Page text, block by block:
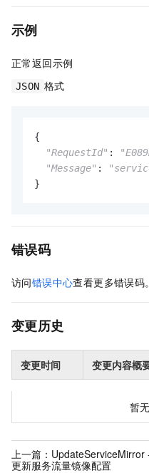
示例
正常返回示例
JSON 格式
{
"RequestId" :
"Message" :
}
错误码
访问错误中心查看更多错误码。
变更历史
变更时间 变更内容概
暂
上一篇： UpdateServiceMirror
更新服务流量镜像配置